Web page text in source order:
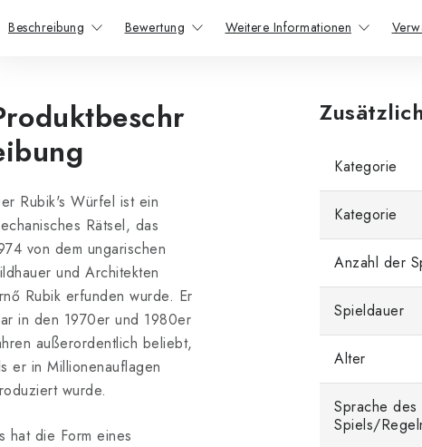
Beschreibung Bewertung Weitere Informationen
Rubik's Würfel ist ein
Rätsel, das
von dem ungarischen
und Architekten
Rubik erfunden wurde. Er
in den 1970er und 1980er
außerordentlich beliebt,
er in Millionenauflagen
wurde.
hat die Form eines
Kategorie
Kategorie
Anzahl der
Spieldauer
Alter
Sprache des
Spiels/